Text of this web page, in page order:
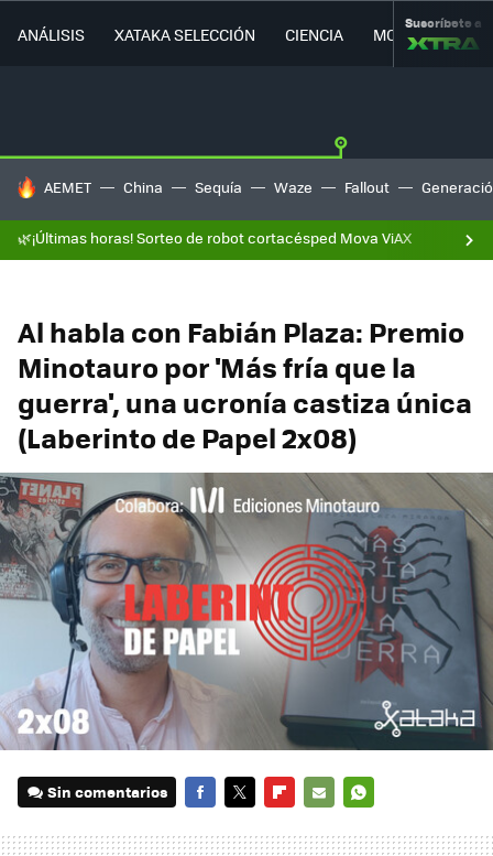
ANÁLISIS XATAKA SELECCIÓN CIENCIA MOVILIDAD
Suscríbete a
HOY SE HABLA DE
AEMET China Sequía Waze Fallout
🌿¡Últimas horas! Sorteo de robot cortacésped Mova ViAX
Al habla con Fabián Plaza: Premio
Minotauro por 'Más fría que la
guerra', una ucronía castiza única
(Laberinto de Papel 2x08)
Sin comentarios